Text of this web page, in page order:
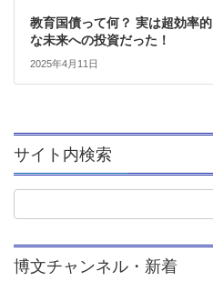
教育国債って何？ 実は超効率的
な未来への投資だった！
2025年4月11日
サイト内検索
博文チャンネル・新着